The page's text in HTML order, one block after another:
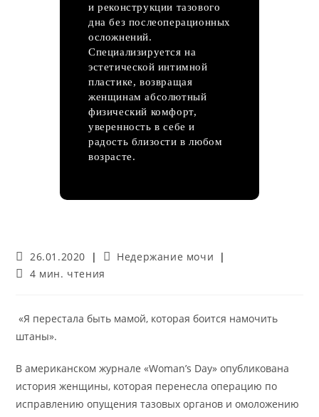
и реконструкции тазового
дна без послеоперационных
осложнений.
Специализируется на
эстетической интимной
пластике, возвращая
женщинам абсолютный
физический комфорт,
уверенность в себе и
радость близости в любом
возрасте.
Запись
опубликована:
26.01.2020
Рубрика
записи:
Недержание мочи
Время
4 мин. чтения
«Я перестала быть мамой, которая боится намочить
штаны».
В американском журнале «Woman’s Day» опубликована
история женщины, которая перенесла операцию по
исправлению опущения тазовых органов и омоложению